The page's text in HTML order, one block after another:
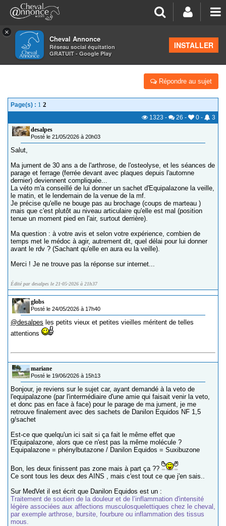
×
Cheval Annonce
Réseau social équitation
GRATUIT - Google Play
INSTALLER
>La santé - les soins
EQUIPALAZONE : COMBIEN DE TEMPS POUR AGIR ?
Répondre au sujet
Page(s) : 1 2
1323 - 26 - 0 -
3
desalpes
Posté le 21/05/2026 à 20h03
Salut,
Ma jument de 30 ans a de l'arthrose, de l'osteolyse, et les séances de
parage et ferrage (ferrée devant avec plaques depuis l'automne
dernier) deviennent compliquée...
La véto m'a conseillé de lui donner un sachet d'Equipalazone la veille,
le matin, et le lendemain de la venue de la mf.
Je précise qu'elle ne bouge pas au brochage (coups de marteau )
mais que c'est plutôt au niveau articulaire qu'elle est mal (position
tenue un moment pied en l'air, surtout derrière).
Ma question : à votre avis et selon votre expérience, combien de
temps met le médoc à agir, autrement dit, quel délai pour lui donner
avant le rdv ? (Sachant qu'elle en aura eu la veille).
Merci ! Je ne trouve pas la réponse sur internet...
Édité par desalpes le 21-05-2026 à 21h37
globs
Posté le 24/05/2026 à 17h40
@desalpes les petits vieux et petites vieilles méritent de telles
attentions
mariane
Posté le 19/06/2026 à 15h13
Bonjour, je reviens sur le sujet car, ayant demandé à la veto de
l'equipalazone (par l'intermédiaire d'une amie qui faisait venir la veto,
et donc pas en face à face) pour le parage de ma jument, je me
retrouve finalement avec des sachets de Danilon Equidos NF 1,5
g/sachet
Est-ce que quelqu'un ici sait si ça fait le même effet que
l'Equipalazone, alors que ce n'est pas la même molécule ?
Equipalazone = phénylbutazone / Danilon Equidos = Suxibuzone
Bon, les deux finissent pas zone mais à part ça ??
Ce sont tous les deux des AINS , mais c'est tout ce que j'en sais..
Sur MedVet il est écrit que Danilon Equidos est un :
Traitement de soutien de la douleur et de l’inflammation d'intensité
légère associées aux affections musculosquelettiques chez le cheval,
par exemple arthrose, bursite, fourbure ou inflammation des tissus
mous.